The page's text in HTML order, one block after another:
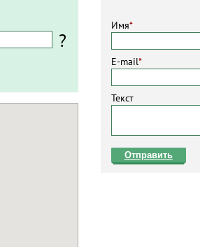
Имя*
E-mail*
Текст
Отправить
?